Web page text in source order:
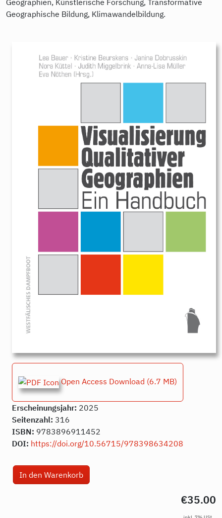
Geographische Bildung, Klimawandelbildung.
Open Access Download (6.7 MB)
Erscheinungsjahr: 2025
Seitenzahl: 316
ISBN: 9783896911452
DOI: https://doi.org/10.56715/978398634208
€35.00